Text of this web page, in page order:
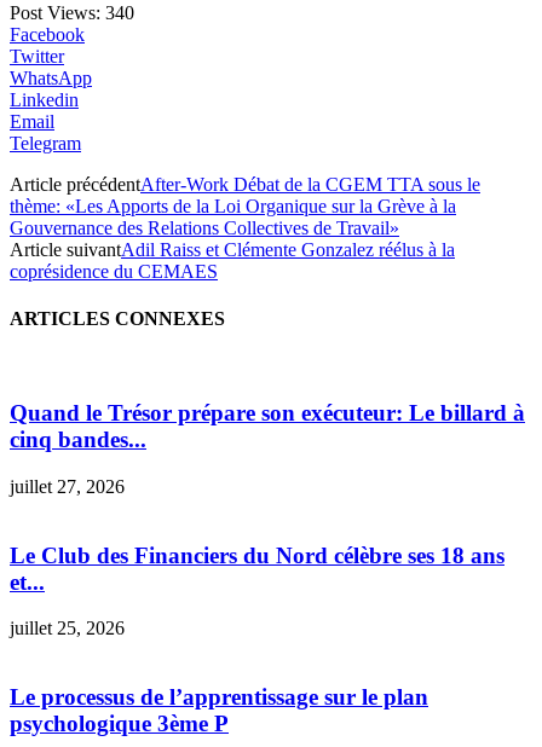
Post Views: 340
Facebook
Twitter
WhatsApp
Linkedin
Email
Telegram
Article précédentAfter-Work Débat de la CGEM TTA sous le
thème: «Les Apports de la Loi Organique sur la Grève à la
Gouvernance des Relations Collectives de Travail»
Article suivantAdil Raiss et Clémente Gonzalez réélus à la
coprésidence du CEMAES
ARTICLES CONNEXES
Quand le Trésor prépare son exécuteur: Le billard à
cinq bandes...
juillet 27, 2026
Le Club des Financiers du Nord célèbre ses 18 ans
et...
juillet 25, 2026
Le processus de l’apprentissage sur le plan
psychologique 3ème P